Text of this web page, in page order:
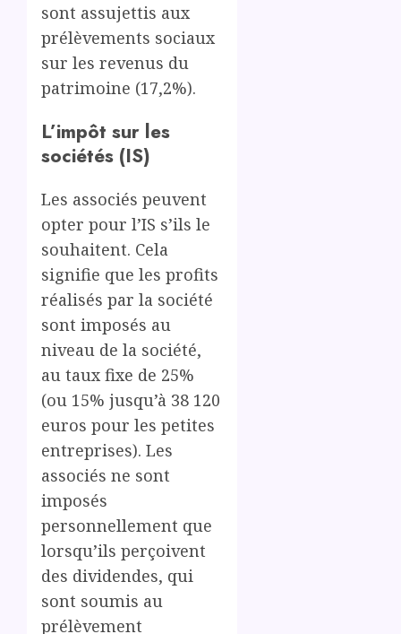
sont assujettis aux
prélèvements sociaux
sur les revenus du
patrimoine (17,2%).
L’impôt sur les
sociétés (IS)
Les associés peuvent
opter pour l’IS s’ils le
souhaitent. Cela
signifie que les profits
réalisés par la société
sont imposés au
niveau de la société,
au taux fixe de 25%
(ou 15% jusqu’à 38 120
euros pour les petites
entreprises). Les
associés ne sont
imposés
personnellement que
lorsqu’ils perçoivent
des dividendes, qui
sont soumis au
prélèvement